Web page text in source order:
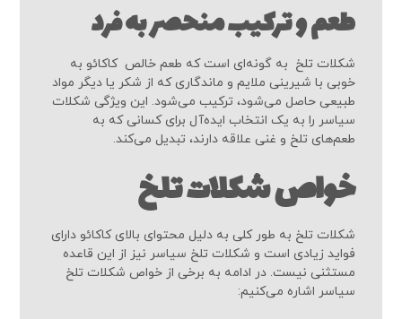
طعم و ترکیب منحصر به فرد
شکلات تلخ به گونه‌ای است که طعم خالص کاکائو به
خوبی با شیرینی ملایم و ماندگاری که از شکر یا دیگر مواد
طبیعی حاصل می‌شود، ترکیب می‌شود. این ویژگی شکلات
سیاسر را به یک انتخاب ایده‌آل برای کسانی که به
طعم‌های تلخ و غنی علاقه دارند، تبدیل می‌کند.
خواص شکلات تلخ
شکلات تلخ به طور کلی به دلیل محتوای بالای کاکائو دارای
فواید زیادی است و شکلات تلخ سیاسر نیز از این قاعده
مستثنی نیست. در ادامه به برخی از خواص شکلات تلخ
سیاسر اشاره می‌کنیم: